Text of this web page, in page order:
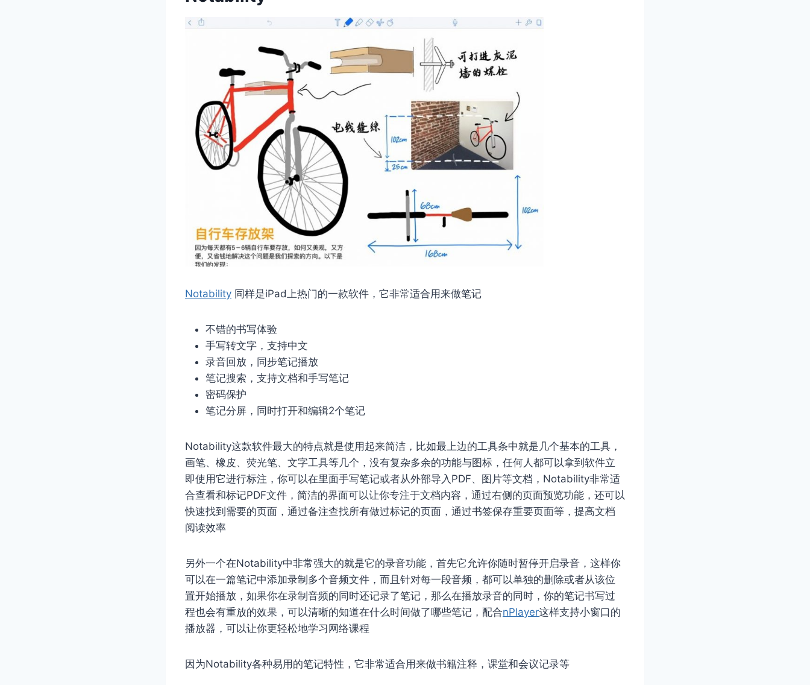
Notability 同样是iPad上热门的一款软件，它非常适合用来做笔记
不错的书写体验
手写转文字，支持中文
录音回放，同步笔记播放
笔记搜索，支持文档和手写笔记
密码保护
笔记分屏，同时打开和编辑2个笔记
Notability这款软件最大的特点就是使用起来简洁，比如最上边的工具条中就是几个基本的工具，
画笔、橡皮、荧光笔、文字工具等几个，没有复杂多余的功能与图标，任何人都可以拿到软件立
即使用它进行标注，你可以在里面手写笔记或者从外部导入PDF、图片等文档，Notability非常适
合查看和标记PDF文件，简洁的界面可以让你专注于文档内容，通过右侧的页面预览功能，还可以
快速找到需要的页面，通过备注查找所有做过标记的页面，通过书签保存重要页面等，提高文档
阅读效率
另外一个在Notability中非常强大的就是它的录音功能，首先它允许你随时暂停开启录音，这样你
可以在一篇笔记中添加录制多个音频文件，而且针对每一段音频，都可以单独的删除或者从该位
置开始播放，如果你在录制音频的同时还记录了笔记，那么在播放录音的同时，你的笔记书写过
程也会有重放的效果，可以清晰的知道在什么时间做了哪些笔记，配合nPlayer这样支持小窗口的
播放器，可以让你更轻松地学习网络课程
因为Notability各种易用的笔记特性，它非常适合用来做书籍注释，课堂和会议记录等